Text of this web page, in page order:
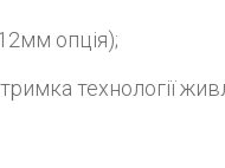
опція);
технології